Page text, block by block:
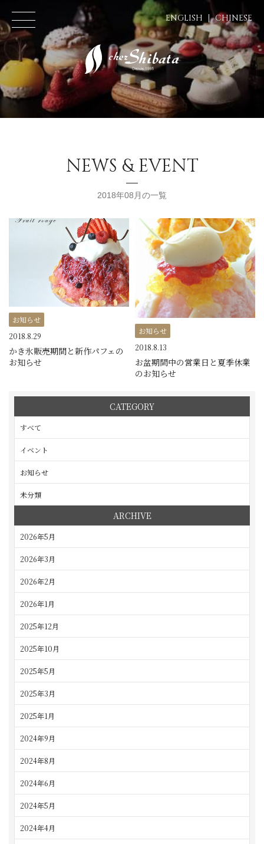
ENGLISH CHINESE
NEWS & EVENT
2018年08月の一覧
お知らせ
2018.8.29
かき氷販売期間と新作パフェの
お知らせ
お知らせ
2018.8.13
お盆期間中の営業日と夏季休業
のお知らせ
CATEGORY
すべて
イベント
お知らせ
未分類
ARCHIVE
2026年5月
2026年3月
2026年2月
2026年1月
2025年12月
2025年10月
2025年5月
2025年3月
2025年1月
2024年9月
2024年8月
2024年6月
2024年5月
2024年4月